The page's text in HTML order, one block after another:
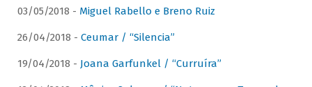
03/05/2018 - Miguel Rabello e Breno Ruiz
26/04/2018 - Ceumar / “Silencia”
19/04/2018 - Joana Garfunkel / “Curruíra”